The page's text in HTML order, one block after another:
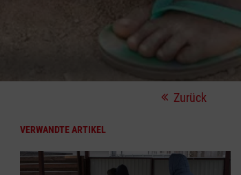
Zurück
VERWANDTE ARTIKEL